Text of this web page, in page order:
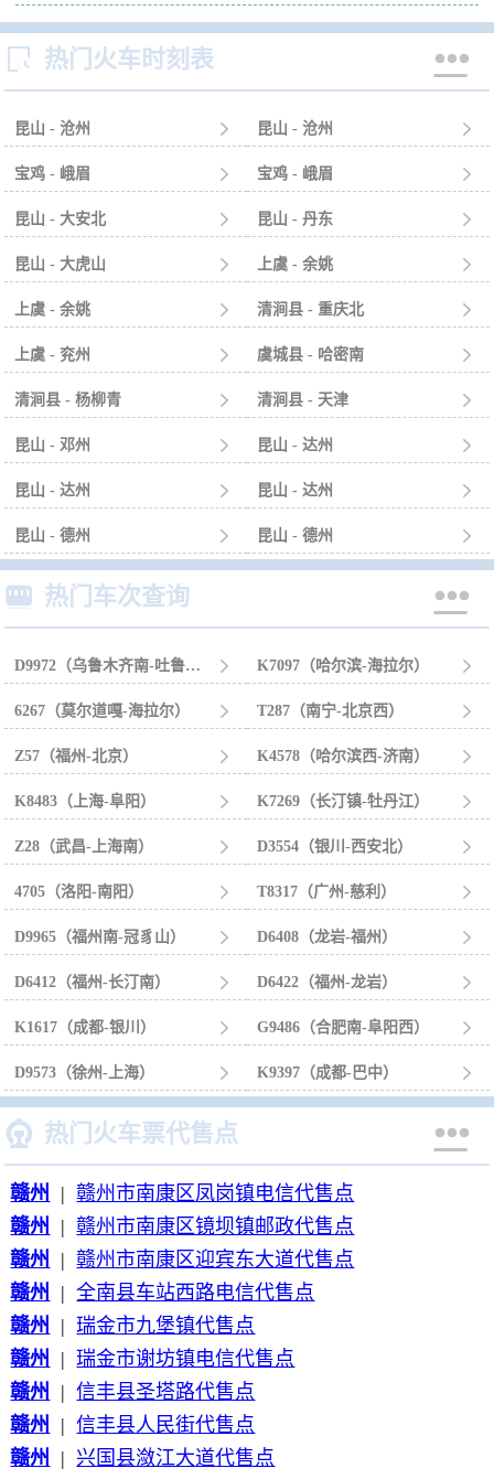
 热门火车时刻表 
昆山 - 沧州  昆山 - 沧州 
宝鸡 - 峨眉  宝鸡 - 峨眉 
昆山 - 大安北  昆山 - 丹东 
昆山 - 大虎山  上虞 - 余姚 
上虞 - 余姚  清涧县 - 重庆北 
上虞 - 兖州  虞城县 - 哈密南 
清涧县 - 杨柳青  清涧县 - 天津 
昆山 - 邓州  昆山 - 达州 
昆山 - 达州  昆山 - 达州 
昆山 - 德州  昆山 - 德州 
 热门车次查询 
D9972（乌鲁木齐南-吐鲁番北）  K7097（哈尔滨-海拉尔） 
6267（莫尔道嘎-海拉尔）  T287（南宁-北京西） 
Z57（福州-北京）  K4578（哈尔滨西-济南） 
K8483（上海-阜阳）  K7269（长汀镇-牡丹江） 
Z28（武昌-上海南）  D3554（银川-西安北） 
4705（洛阳-南阳）  T8317（广州-慈利） 
D9965（福州南-冠豸山）  D6408（龙岩-福州） 
D6412（福州-长汀南）  D6422（福州-龙岩） 
K1617（成都-银川）  G9486（合肥南-阜阳西） 
D9573（徐州-上海）  K9397（成都-巴中） 
 热门火车票代售点 
赣州 | 赣州市南康区凤岗镇电信代售点
赣州
| 赣州市南康区镜坝镇邮政代售点
赣州
| 赣州市南康区迎宾东大道代售点
赣州
| 全南县车站西路电信代售点
赣州
| 瑞金市九堡镇代售点
赣州
| 瑞金市谢坊镇电信代售点
赣州
| 信丰县圣塔路代售点
赣州
| 信丰县人民街代售点
赣州
| 兴国县潋江大道代售点